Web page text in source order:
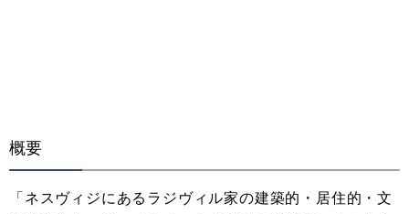
概要
「ネスヴィジにあるラジヴィル家の建築的・居住的・文